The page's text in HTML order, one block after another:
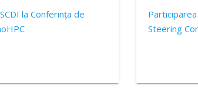
la Conferința de
Participarea
Steering